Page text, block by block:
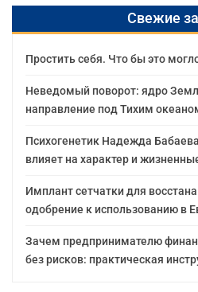
Свежие
Простить себя. Что бы это
Неведомый поворот: ядро
направление под Тихим
Психогенетик Надежда
влияет на характер и
Имплант сетчатки для
одобрение к использованию в
Зачем предпринимателю
без рисков: практическая